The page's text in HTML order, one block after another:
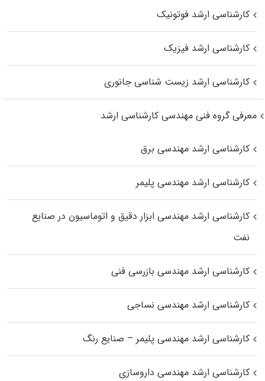
کارشناسی ارشد فوتونیک
کارشناسی ارشد فیزیک
کارشناسی ارشد زیست‌ شناسی جانوری
معرفی گروه فنی مهندسی کارشناسی ارشد
کارشناسی ارشد مهندسی برق
کارشناسی ارشد مهندسی پلیمر
کارشناسی ارشد مهندسی ابزار دقیق و اتوماسیون در صنایع
نفت
کارشناسی ارشد مهندسی بازرسی فنی
کارشناسی ارشد مهندسی نساجی
کارشناسی ارشد مهندسی پلیمر – صنایع رنگ
کارشناسی ارشد مهندسی داروسازی